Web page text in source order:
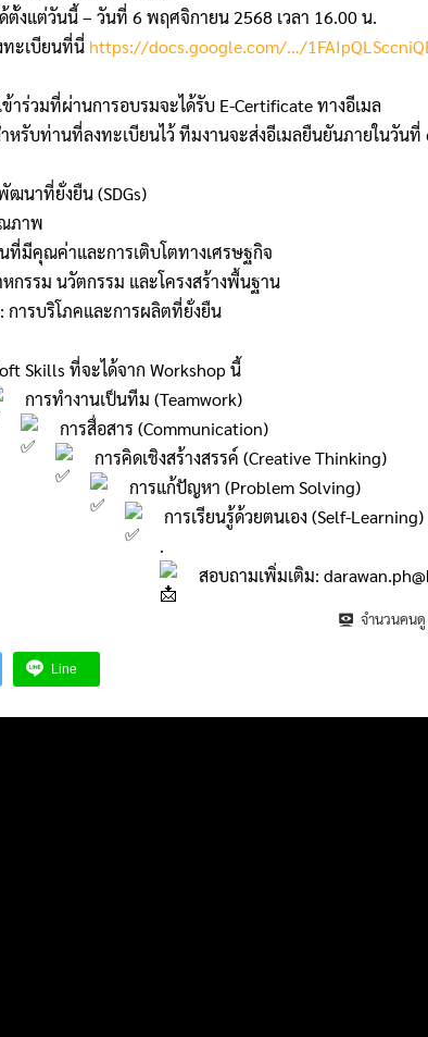
ตั้งแต่วันนี้ – วันที่ 6 พฤศจิกายน 2568 เวลา 16.00 น.
ทะเบียนที่นี่ https://docs.google.com/…/
ข้าร่วมที่ผ่านการอบรมจะได้รับ E-Certificate ทางอีเมล
หรับท่านที่ลงทะเบียนไว้ ทีมงานจะส่งอีเมลยืนยันภายในวัน
ฒนาที่ยั่งยืน (SDGs)
ภาพ
ที่มีคุณค่าและการเติบโตทางเศรษฐกิจ
กรรม นวัตกรรม และโครงสร้างพื้นฐาน
การบริโภคและการผลิตที่ยั่งยืน
Skills ที่จะได้จาก Workshop นี้
การทำงานเป็นทีม (Teamwork)
การสื่อสาร (Communication)
การคิดเชิงสร้างสรรค์ (Creative Thinking)
การแก้ปัญหา (Problem Solving)
การเรียนรู้ด้วยตนเอง (Self-Learning)
.
สอบถามเพิ่มเติม:
จำนวนคนดู
Line